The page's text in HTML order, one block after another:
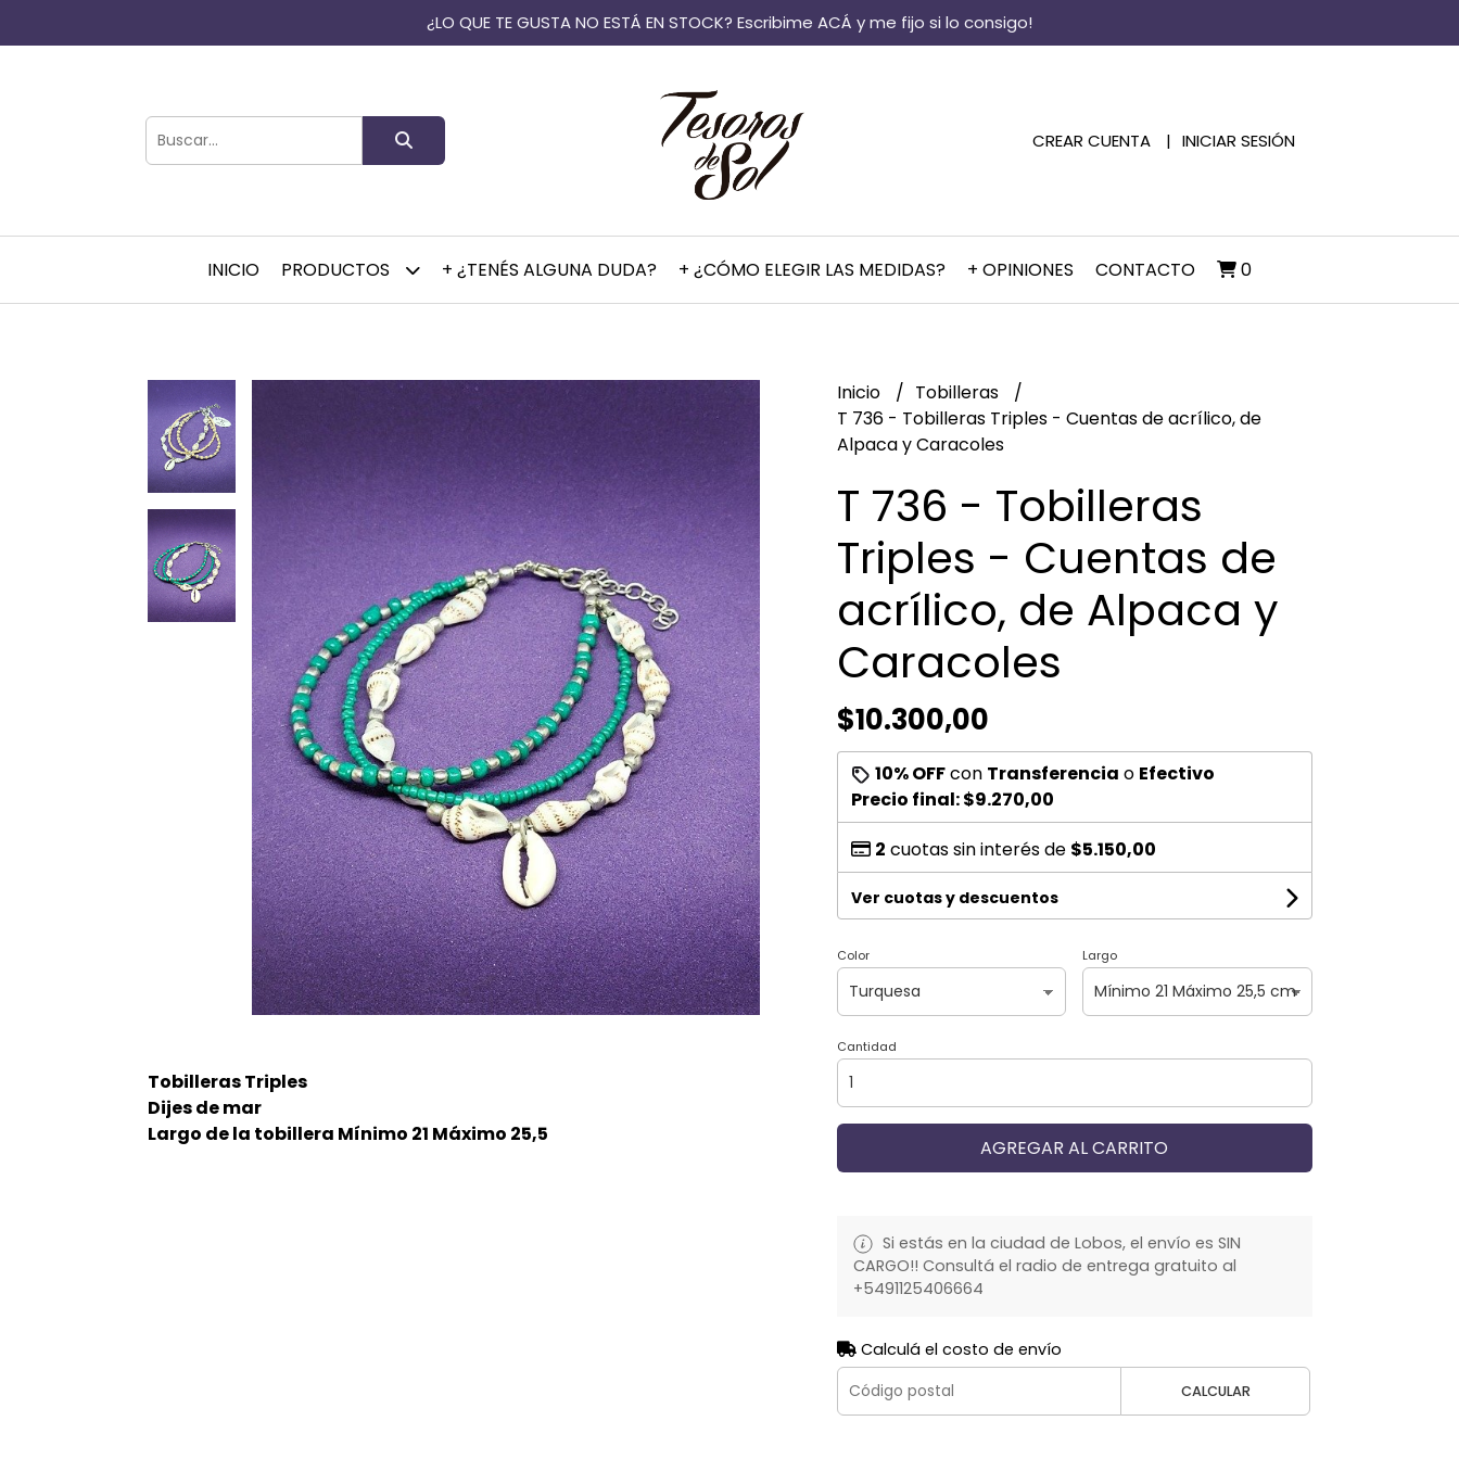
¿LO QUE TE GUSTA NO ESTÁ EN STOCK? Escribime ACÁ y me fijo si lo consigo!
CREAR CUENTA INICIAR SESIÓN
INICIO PRODUCTOS + ¿TENÉS ALGUNA DUDA? + ¿CÓMO ELEGIR LAS MEDIDAS? + OPINIONES CONTACTO 0
Tobilleras Triples
Dijes de mar
Largo de la tobillera Mínimo 21 Máximo 25,5
Inicio
Tobilleras
T 736 - Tobilleras Triples - Cuentas de acrílico, de
Alpaca y Caracoles
T 736 - Tobilleras
Triples - Cuentas de
acrílico, de Alpaca y
Caracoles
$10.300,00
10% OFFcon Transferencia o Efectivo
Precio final:$9.270,00
2 cuotas sin interés de $5.150,00
Ver cuotas y descuentos
Color Largo
Cantidad
AGREGAR AL CARRITO
Si estás en la ciudad de Lobos, el envío es SIN
CARGO!! Consultá el radio de entrega gratuito al
+5491125406664
Calculá el costo de envío
CALCULAR